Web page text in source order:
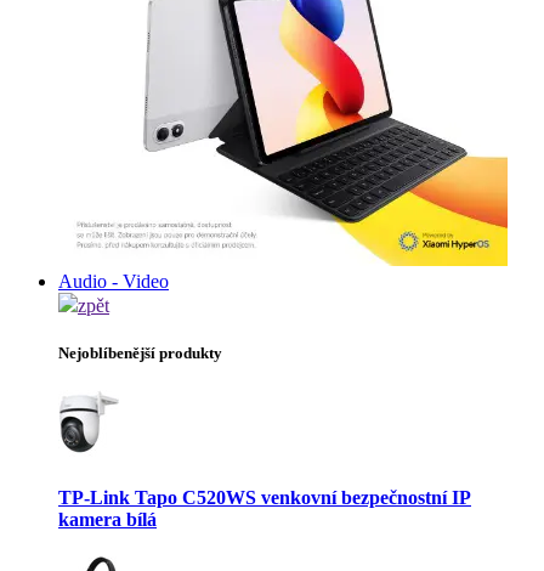
Audio - Video
zpět
Nejoblíbenější produkty
TP-Link Tapo C520WS venkovní bezpečnostní IP
kamera bílá